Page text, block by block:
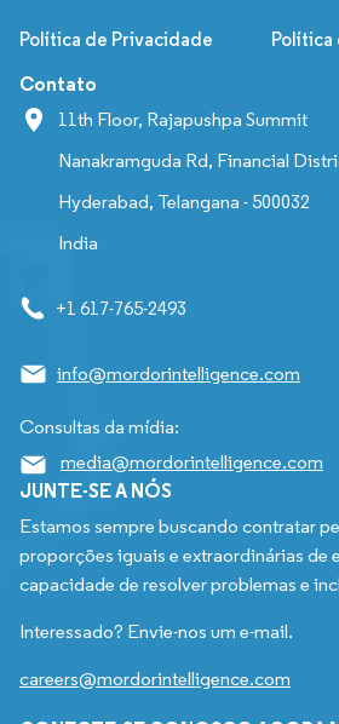
Política de Privacidade Política
Contato
11th Floor, Rajapushpa Summit
Nanakramguda Rd, Financial
Hyderabad, Telangana - 500032
India
+1 617-765-2493
info@mordorintelligence.com
Consultas da mídia:
media@mordorintelligence.com
JUNTE-SE A NÓS
Estamos sempre buscando contratar
proporções iguais e extraordinárias de
capacidade de resolver problemas e
Interessado? Envie-nos um e-mail.
careers@mordorintelligence.com